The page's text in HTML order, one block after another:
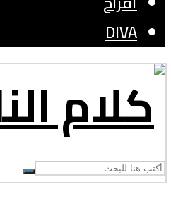
DIVA